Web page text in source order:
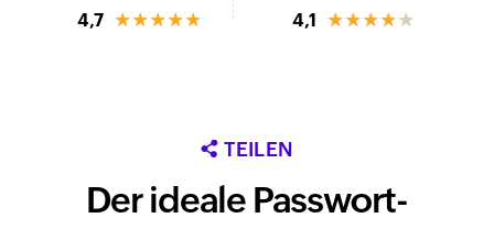
4,7 ★★★★★ 4,1 ★★★★★
TEILEN
Der ideale Passwort-